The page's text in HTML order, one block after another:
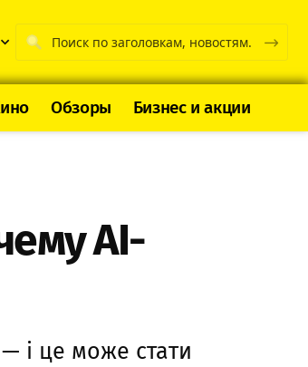
Обзоры Бизнес и акции
AI-
і це може стати